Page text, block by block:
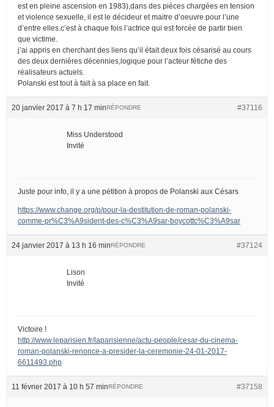
est en pleine ascension en 1983),dans des pièces chargées en tension
et violence sexuelle, il est le décideur et maitre d’oeuvre pour l’une
d’entre elles.c’est à chaque fois l’actrice qui est forcée de partir bien
que victime.
j’ai appris en cherchant des liens qu’il était deux fois césarisé au cours
des deux dernières décennies,logique pour l’acteur fétiche des
réalisateurs actuels.
Polanski est tout à fait à sa place en fait.
20 janvier 2017 à 7 h 17 min #37116
RÉPONDRE
Miss Understood
Invité
Juste pour info, il y a une pétition à propos de Polanski aux Césars
https://www.change.org/p/pour-la-destitution-de-roman-polanski-
comme-pr%C3%A9sident-des-c%C3%A9sar-boycottc%C3%A9sar
24 janvier 2017 à 13 h 16 min #37124
RÉPONDRE
Lison
Invité
Victoire !
http://www.leparisien.fr/laparisienne/actu-people/cesar-du-cinema-
roman-polanski-renonce-a-presider-la-ceremonie-24-01-2017-
6611493.php
11 février 2017 à 10 h 57 min #37158
RÉPONDRE